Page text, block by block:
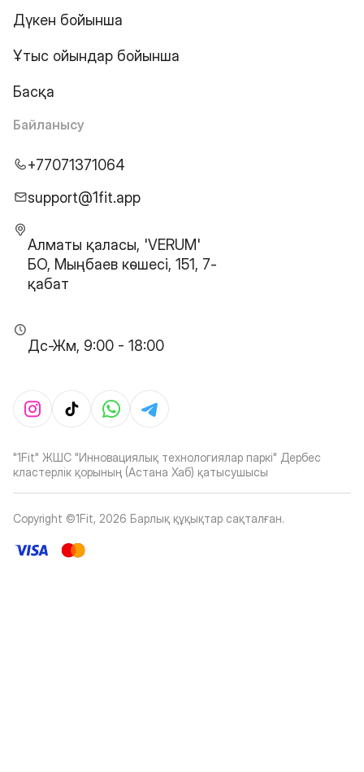
Дүкен бойынша
Ұтыс ойындар бойынша
Басқа
Байланысу
+77071371064
support@1fit.app
Алматы қаласы, 'VERUM'
БО, Мыңбаев көшесі, 151, 7-
қабат
Дс-Жм, 9:00 - 18:00
"1Fit" ЖШС "Инновациялық технологиялар паркі" Дербес
кластерлік қорының (Астана Хаб) қатысушысы
Copyright ©1Fit, 2026 Барлық құқықтар сақталған.